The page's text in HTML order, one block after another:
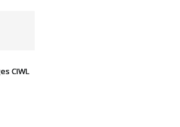
CIWL